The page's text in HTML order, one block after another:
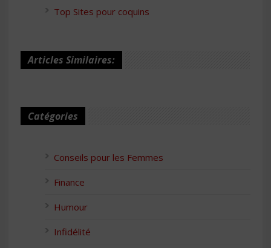
Top Sites pour coquins
Articles Similaires:
Catégories
Conseils pour les Femmes
Finance
Humour
Infidélité